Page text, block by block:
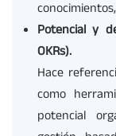
Potencial y
OKRs).
Hace
como
potencial